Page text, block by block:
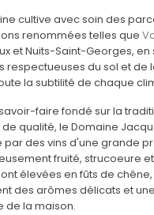
cultive avec soin des
renommées telles que
et Nuits-Saint-Georges, en
respectueuses du sol et de
la subtilité de chaque
faire fondé sur la
qualité, le Domaine
par des vins d'une grande
fruité, strucoeure
élevées en fûts de
des arômes délicats et
de la maison.